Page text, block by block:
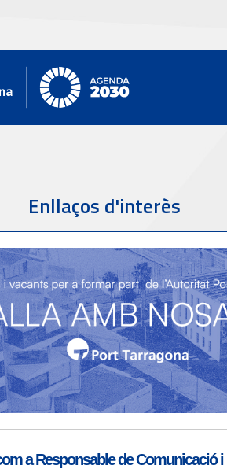
Enllaços d'interès
Partners
a Responsable de Comunicació